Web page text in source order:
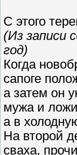
С этого
(Из записи
год)
Когда
сапоге
а затем он
мужа и
а в
На второй
сваха,